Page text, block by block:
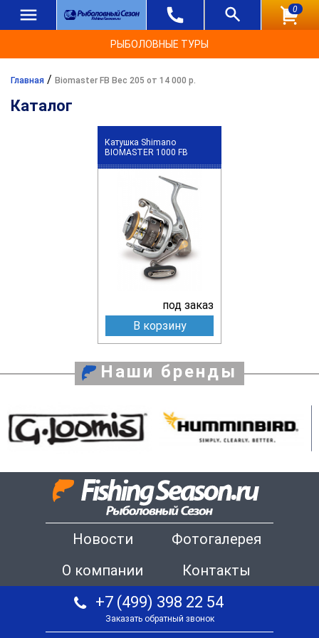
0
РЫБОЛОВНЫЕ ТУРЫ
Главная / Biomaster FB Вес 205 от 14 000 р.
Каталог
Катушка Shimano
BIOMASTER 1000 FB
под заказ
В корзину
Наши бренды
Новости
Фотогалерея
О компании
Контакты
+7 (499) 398 22 54
Заказать обратный звонок